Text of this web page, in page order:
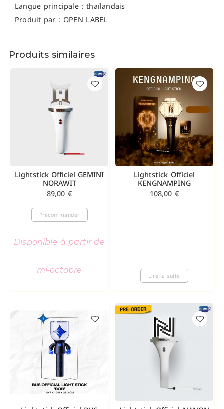
Langue principale : thaïlandais
Produit par : OPEN LABEL
Produits similaires
Lightstick Officiel GEMINI
NORAWIT
89,00 €
Précommander
Disponible à partir de
mi-octobre
Lightstick Officiel
KENGNAMPING
108,00 €
Lire la suite